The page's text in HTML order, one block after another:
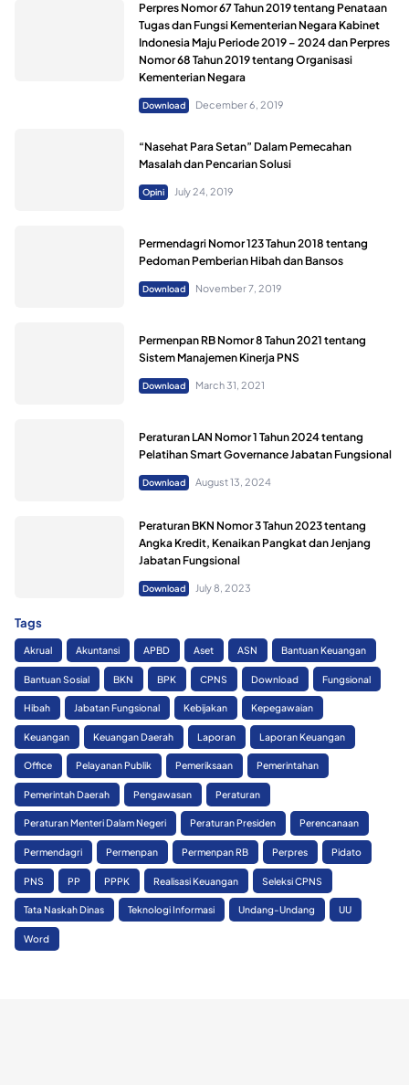
Perpres Nomor 67 Tahun 2019 tentang Penataan
Tugas dan Fungsi Kementerian Negara Kabinet
Indonesia Maju Periode 2019 – 2024 dan Perpres
Nomor 68 Tahun 2019 tentang Organisasi
Kementerian Negara
Download December 6, 2019
“Nasehat Para Setan” Dalam Pemecahan
Masalah dan Pencarian Solusi
Opini July 24, 2019
Permendagri Nomor 123 Tahun 2018 tentang
Pedoman Pemberian Hibah dan Bansos
Download November 7, 2019
Permenpan RB Nomor 8 Tahun 2021 tentang
Sistem Manajemen Kinerja PNS
Download March 31, 2021
Peraturan LAN Nomor 1 Tahun 2024 tentang
Pelatihan Smart Governance Jabatan Fungsional
Download August 13, 2024
Peraturan BKN Nomor 3 Tahun 2023 tentang
Angka Kredit, Kenaikan Pangkat dan Jenjang
Jabatan Fungsional
Download July 8, 2023
Tags
Akrual Akuntansi APBD Aset ASN Bantuan Keuangan
Bantuan Sosial BKN BPK CPNS Download Fungsional
Hibah Jabatan Fungsional Kebijakan Kepegawaian
Keuangan Keuangan Daerah Laporan Laporan Keuangan
Office Pelayanan Publik Pemeriksaan Pemerintahan
Pemerintah Daerah Pengawasan Peraturan
Peraturan Menteri Dalam Negeri Peraturan Presiden Perencanaan
Permendagri Permenpan Permenpan RB Perpres Pidato
PNS PP PPPK Realisasi Keuangan Seleksi CPNS
Tata Naskah Dinas Teknologi Informasi Undang-Undang UU
Word